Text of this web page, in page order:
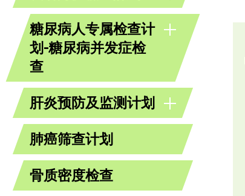
糖尿病人专属检查计
划-糖尿病并发症检
查
肝炎预防及监测计划
肺癌筛查计划
骨质密度检查